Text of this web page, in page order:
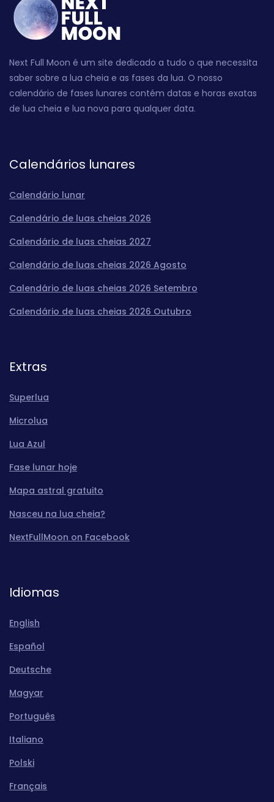
Next Full Moon é um site dedicado a tudo o que necessita
saber sobre a lua cheia e as fases da lua. O nosso
calendário de fases lunares contém datas e horas exatas
de lua cheia e lua nova para qualquer data.
Calendários lunares
Calendário lunar
Calendário de luas cheias 2026
Calendário de luas cheias 2027
Calendário de luas cheias 2026 Agosto
Calendário de luas cheias 2026 Setembro
Calendário de luas cheias 2026 Outubro
Extras
Superlua
Microlua
Lua Azul
Fase lunar hoje
Mapa astral gratuito
Nasceu na lua cheia?
NextFullMoon on Facebook
Idiomas
English
Español
Deutsche
Magyar
Português
Italiano
Polski
Français